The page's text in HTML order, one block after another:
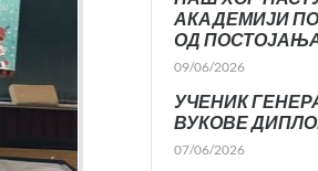
АКАДЕМИЈИ
ОД
09/06/2026
УЧЕНИК
ВУКОВЕ
07/06/2026